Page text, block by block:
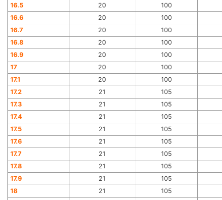
16.5
20
100
16.6
20
100
16.7
20
100
16.8
20
100
16.9
20
100
17
20
100
17.1
20
100
17.2
21
105
17.3
21
105
17.4
21
105
17.5
21
105
17.6
21
105
17.7
21
105
17.8
21
105
17.9
21
105
18
21
105